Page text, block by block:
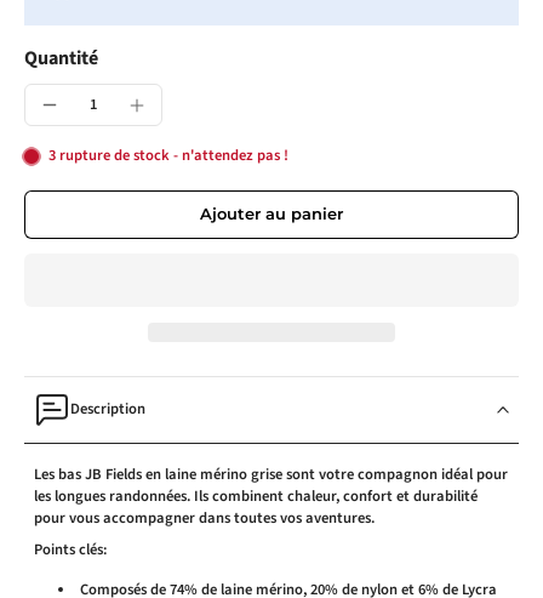
Quantité
3 rupture de stock - n'attendez pas !
Ajouter au panier
Description
Les bas JB Fields en laine mérino grise sont votre compagnon idéal pour
les longues randonnées. Ils combinent chaleur, confort et durabilité
pour vous accompagner dans toutes vos aventures.
Points clés:
Composés de 74% de laine mérino, 20% de nylon et 6% de Lycra